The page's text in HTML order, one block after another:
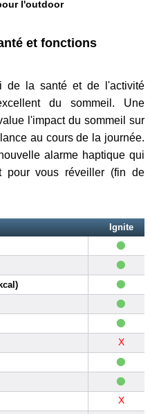
l'outdoor
et fonctions
de la santé et de l'activité
du sommeil. Une
l'impact du sommeil sur
au cours de la journée.
alarme haptique qui
pour vous réveiller (fin de
Ignite
•
•
•
•
•
X
•
•
X